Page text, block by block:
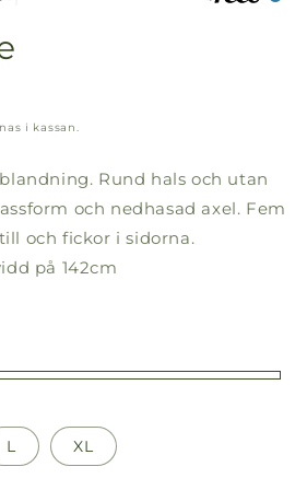
i kassan.
Rund hals och utan
och nedhasad axel. Fem
och fickor i sidorna.
på 142cm
L XL